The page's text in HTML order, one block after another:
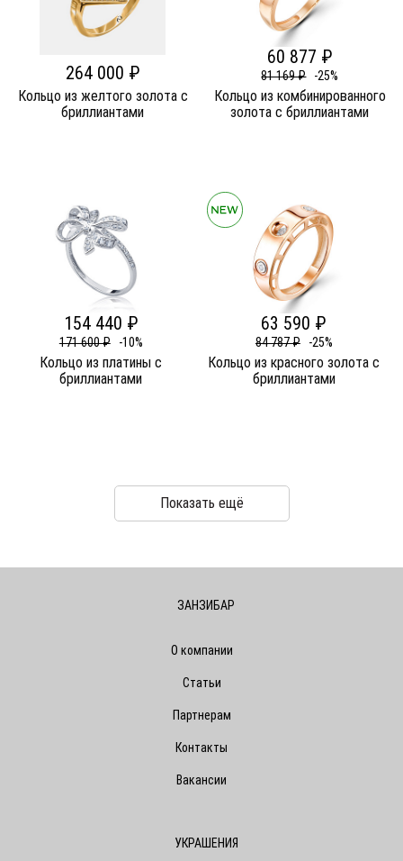
264 000 ₽
Кольцо из желтого золота c
бриллиантами
60 877 ₽
81 169 ₽ -25%
Кольцо из комбинированного
золота c бриллиантами
154 440 ₽
171 600 ₽ -10%
Кольцо из платины c
бриллиантами
63 590 ₽
84 787 ₽ -25%
Кольцо из красного золота c
бриллиантами
Показать ещё
ЗАНЗИБАР
О компании
Статьи
Партнерам
Контакты
Вакансии
УКРАШЕНИЯ